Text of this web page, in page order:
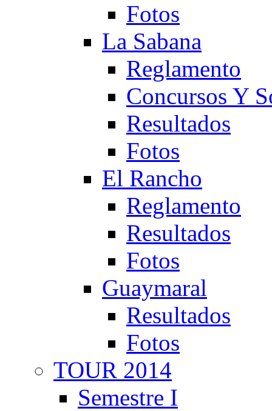
Fotos
La Sabana
Reglamento
Concursos Y
Resultados
Fotos
El Rancho
Reglamento
Resultados
Fotos
Guaymaral
Resultados
Fotos
TOUR 2014
Semestre I